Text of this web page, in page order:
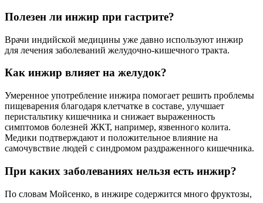
Полезен ли инжир при гастрите?
Врачи индийской медицины уже давно используют инжир
для лечения заболеваний желудочно-кишечного тракта.
Как инжир влияет на желудок?
Умеренное употребление инжира помогает решить проблемы
пищеварения благодаря клетчатке в составе, улучшает
перистальтику кишечника и снижает выраженность
симптомов болезней ЖКТ, например, язвенного колита.
Медики подтверждают и положительное влияние на
самочувствие людей с синдромом раздраженного кишечника.
При каких заболеваниях нельзя есть инжир?
По словам Мойсенко, в инжире содержится много фруктозы,